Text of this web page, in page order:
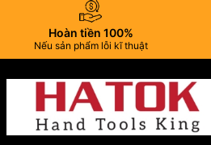
Hoàn tiền 100%
Nếu sản phẩm lỗi kĩ thuật